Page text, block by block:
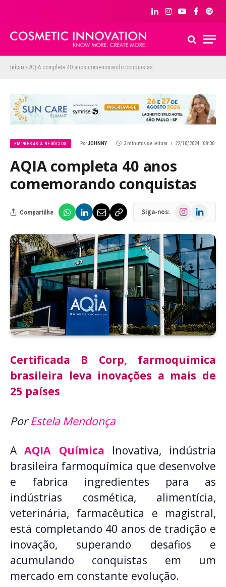
LinkedInInstagram
YouTubeFacebook
Início » AQIA completa 40 anos comemorando conquistas
EMPRESAS & NEGÓCIOS Por JOHNNY 3 minutos de leitura 22/10/2024 · 08:30
AQIA completa 40 anos
comemorando conquistas
Compartilhe Siga-nos: InstagramLinkedIn
Certificada B Corp, farmoquímica
brasileira leva inovações a mais de
25 países
PorEstela Mendonça
AAQIA Química Inovativa, indústria
brasileira farmoquímica que desenvolve
e fabrica ingredientes para as
indústrias cosmética, alimentícia,
veterinária, farmacêutica e magistral,
está completando 40 anos de tradição e
inovação, superando desafios e
acumulando conquistas em um
mercado em constante evolução.